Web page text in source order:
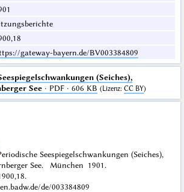
gateway-bayern.de/BV003384809
(Seiches),
See· PDF · 606 KB (Lizenz: CC BY)
Seespiegelschwankungen (Seiches),
See. München 1901.
de/003384809